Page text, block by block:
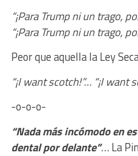
“¡Para Trump ni un trago,
“¡Para Trump ni un trago,
Peor que aquella la Ley
“¡I want scotch!”… “¡I want
-o-o-o-
“Nada más incómodo en
dental por delante”… La